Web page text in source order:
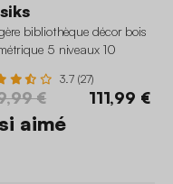
bibliothèque décor bois
5 niveaux 10
3.7 (27)
€ 111,99 €
aimé